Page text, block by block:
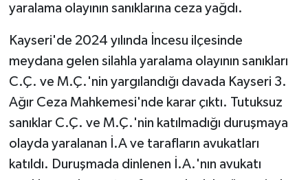
yaralama olayının sanıklarına ceza yağdı.
Kayseri'de 2024 yılında İncesu ilçesinde
meydana gelen silahla yaralama olayının sanıkları
C.Ç. ve M.Ç.'nin yargılandığı davada Kayseri 3.
Ağır Ceza Mahkemesi'nde karar çıktı. Tutuksuz
sanıklar C.Ç. ve M.Ç.'nin katılmadığı duruşmaya
olayda yaralanan İ.A ve tarafların avukatları
katıldı. Duruşmada dinlenen İ.A.'nın avukatı